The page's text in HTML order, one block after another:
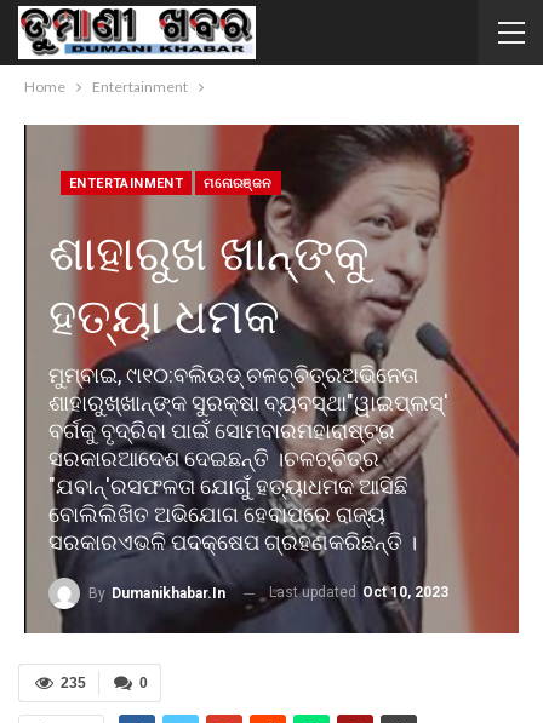
Home Entertainment
ENTERTAINMENT ମନୋରଞ୍ଜନ
ଶାହାରୁଖ ଖାନ୍ଙ୍କୁ
ହତ୍ୟା ଧମକ
ମୁମ୍ବାଇ, ୯ା୧୦:ବଲିଉଡ୍ ଚଳଚ୍ଚିତ୍ରଅଭିନେତା
ଶାହାରୁଖ୍ଖାନ୍ଙ୍କ ସୁରକ୍ଷା ବ୍ୟବସ୍ଥା"ୱାଇପ୍ଲସ୍'
ବର୍ଗକୁ ବୃଦ୍ରିବା ପାଇଁ ସୋମବାରମହାରାଷ୍ଟ୍ର
ସରକାରଆଦେଶ ଦେଇଛନ୍ତି ।ଚଳଚ୍ଚିତ୍ର
"ଯବାନ୍'ରସଫଳତା ଯୋଗୁଁ ହତ୍ୟାଧମକ ଆସିଛି
ବୋଲିଲିଖିତ ଅଭିଯୋଗ ହେବାପରେ ରାଜ୍ୟ
ସରକାରଏଭଳି ପଦକ୍ଷେପ ଗ୍ରହଣକରିଛନ୍ତି ।
By Dumanikhabar.in Last updated Oct 10, 2023
0
235